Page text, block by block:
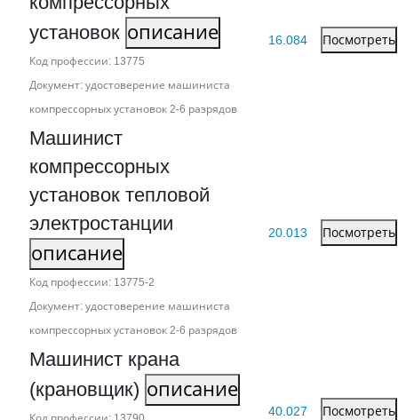
установок описание
Код профессии: 13775
Документ: удостоверение машиниста
компрессорных установок 2‑6 разрядов
16.084 Посмотреть
Машинист
компрессорных
установок тепловой
электростанции
описание
Код профессии: 13775-2
Документ: удостоверение машиниста
компрессорных установок 2‑6 разрядов
20.013 Посмотреть
Машинист крана
(крановщик) описание
40.027 Посмотреть